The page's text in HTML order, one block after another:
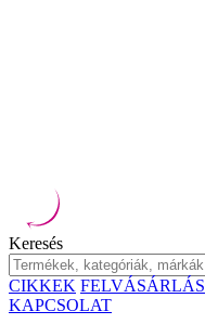
Keresés
CIKKEK FELVÁSÁRLÁS
KAPCSOLAT